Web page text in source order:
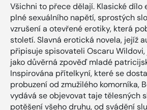
Všichni to přece dělají. Klasické
plné sexuálního napětí, sprostých
vzrušení a otevřené erotiky, která
století. Slavná erotická novela, jejíž
připisuje spisovateli Oscaru Wildovi,
jako důvěrná zpověď mladé
Inspirována přítelkyní, které se
probuzení od zmužilého komorníka,
vydává se objevovat taje tělesných
potěšení všeho druhu, od svádění